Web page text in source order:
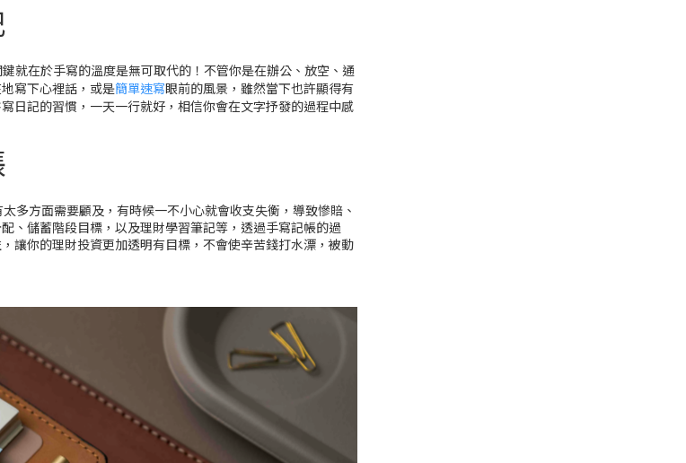
就在於手寫的溫度是無可取代的！不管你是在辦公、放空、通
寫下心裡話，或是簡單速寫眼前的風景，雖然當下也許顯得有
日記的習慣，一天一行就好，相信你會在文字抒發的過程中感
多方面需要顧及，有時候一不小心就會收支失衡，導致慘賠、
、儲蓄階段目標，以及理財學習筆記等，透過手寫記帳的過
讓你的理財投資更加透明有目標，不會使辛苦錢打水漂，被動